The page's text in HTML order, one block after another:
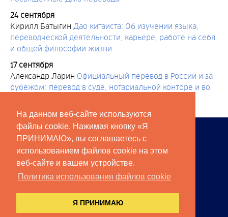
На данном веб-сайте используются
файлы cookie. Нажимая кнопку «Я
ПРИНИМАЮ», вы соглашаетесь с
использованием файлов cookie на этом
веб-сайте и вашем устройстве.
Политика использования файлов cookie
Я ПРИНИМАЮ
24 сентября
Кирилл Батыгин Дао китаиста: Об изучении языка,
переводческой деятельности, карьере, работе на себя
и общей философии жизни
17 сентября
Александр Ларин Официальный перевод в России и за
рубежом: перевод в суде, нотариальной конторе и во
СПОНСОРЫ
ПРЕСС-РЕЛИЗЫ
КОНТАКТЫ
МЫ В СОЦИАЛЬНЫХ СЕТЯХ: